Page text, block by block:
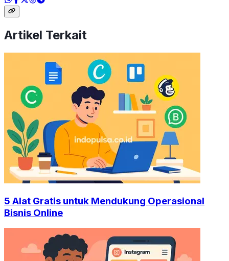
Artikel Terkait
5 Alat Gratis untuk Mendukung Operasional
Bisnis Online